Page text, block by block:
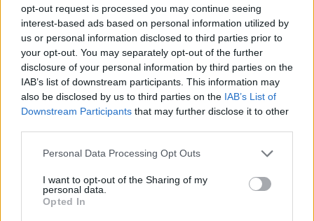
opt-out request is processed you may continue seeing
interest-based ads based on personal information utilized by
us or personal information disclosed to third parties prior to
your opt-out. You may separately opt-out of the further
disclosure of your personal information by third parties on the
IAB’s list of downstream participants. This information may
also be disclosed by us to third parties on the IAB’s List of
Downstream Participants that may further disclose it to other
Personal Data Processing Opt Outs
I want to opt-out of the Sharing of my
personal data.
Opted In
Panokset illan otteluun ovat selvillä. Mikäli Suomi onnistuu
kaatamaan Ranskan, se sijoittuu lohkossa varmasti toiseksi ja
nappaa täten paikan MM-jatkokarsinnassa. Myös tasapelillä tai
tappiolla Huuhkajat voi sijoittua toiseksi, mikäli Ukraina ei
onnistu kaatamaan Bosniaa illan ottelussa.
Ukraina kohtaa Bosnian vierasnurmella.